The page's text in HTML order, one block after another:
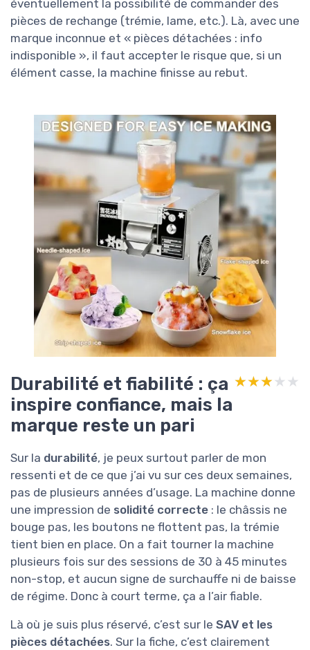
éventuellement la possibilité de commander des
pièces de rechange (trémie, lame, etc.). Là, avec une
marque inconnue et « pièces détachées : info
indisponible », il faut accepter le risque que, si un
élément casse, la machine finisse au rebut.
Durabilité et fiabilité : ça
inspire confiance, mais la
marque reste un pari
★★★★★
★★★★★
Sur la durabilité, je peux surtout parler de mon
ressenti et de ce que j’ai vu sur ces deux semaines,
pas de plusieurs années d’usage. La machine donne
une impression de solidité correcte : le châssis ne
bouge pas, les boutons ne flottent pas, la trémie
tient bien en place. On a fait tourner la machine
plusieurs fois sur des sessions de 30 à 45 minutes
non-stop, et aucun signe de surchauffe ni de baisse
de régime. Donc à court terme, ça a l’air fiable.
Là où je suis plus réservé, c’est sur le SAV et les
pièces détachées. Sur la fiche, c’est clairement